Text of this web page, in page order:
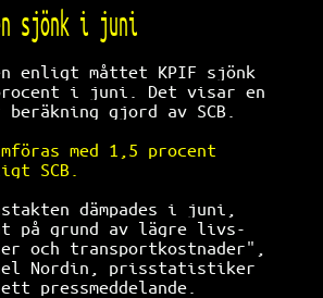
sjönk i juni
enligt måttet KPIF sjönk
i juni. Det visar en
beräkning gjord av SCB.
med 1,5 procent
enligt SCB.
dämpades i juni,
på grund av lägre livs-
och transportkostnader",
Nordin, prisstatistiker
i ett pressmeddelande.